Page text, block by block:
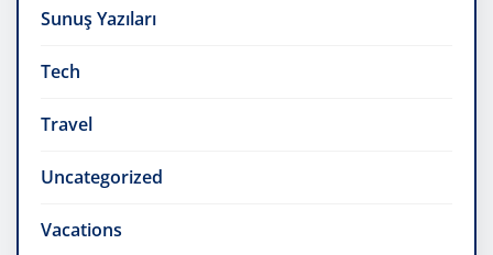
Sunuş Yazıları
Tech
Travel
Uncategorized
Vacations